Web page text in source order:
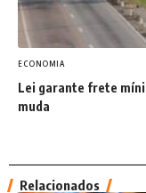
ECONOMIA
Lei garante frete
muda
Relacionados